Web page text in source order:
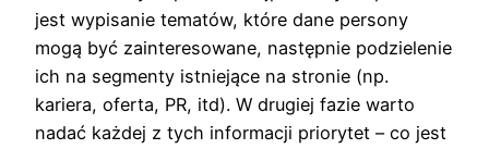
jest wypisanie tematów, które dane persony
mogą być zainteresowane, następnie podzielenie
ich na segmenty istniejące na stronie (np.
kariera, oferta, PR, itd). W drugiej fazie warto
nadać każdej z tych informacji priorytet – co jest